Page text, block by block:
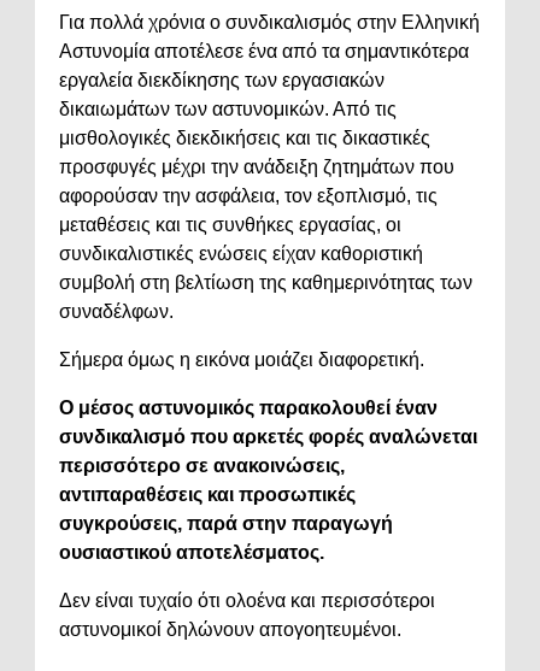
Για πολλά χρόνια ο συνδικαλισμός στην Ελληνική
Αστυνομία αποτέλεσε ένα από τα σημαντικότερα
εργαλεία διεκδίκησης των εργασιακών
δικαιωμάτων των αστυνομικών. Από τις
μισθολογικές διεκδικήσεις και τις δικαστικές
προσφυγές μέχρι την ανάδειξη ζητημάτων που
αφορούσαν την ασφάλεια, τον εξοπλισμό, τις
μεταθέσεις και τις συνθήκες εργασίας, οι
συνδικαλιστικές ενώσεις είχαν καθοριστική
συμβολή στη βελτίωση της καθημερινότητας των
συναδέλφων.
Σήμερα όμως η εικόνα μοιάζει διαφορετική.
Ο μέσος αστυνομικός παρακολουθεί έναν
συνδικαλισμό που αρκετές φορές αναλώνεται
περισσότερο σε ανακοινώσεις,
αντιπαραθέσεις και προσωπικές
συγκρούσεις, παρά στην παραγωγή
ουσιαστικού αποτελέσματος.
Δεν είναι τυχαίο ότι ολοένα και περισσότεροι
αστυνομικοί δηλώνουν απογοητευμένοι.